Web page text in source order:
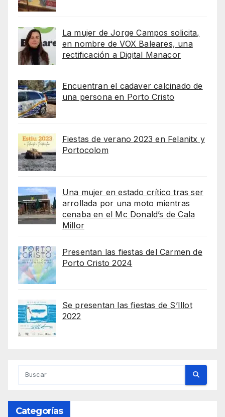
La mujer de Jorge Campos solicita,
en nombre de VOX Baleares, una
rectificación a Digital Manacor
Encuentran el cadaver calcinado de
una persona en Porto Cristo
Fiestas de verano 2023 en Felanitx y
Portocolom
Una mujer en estado crítico tras ser
arrollada por una moto mientras
cenaba en el Mc Donald’s de Cala
Millor
Presentan las fiestas del Carmen de
Porto Cristo 2024
Se presentan las fiestas de S’Illot
2022
Categorías